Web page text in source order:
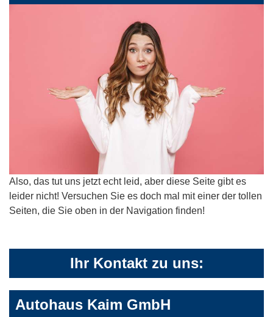
Also, das tut uns jetzt echt leid, aber diese Seite gibt es
leider nicht! Versuchen Sie es doch mal mit einer der tollen
Seiten, die Sie oben in der Navigation finden!
Ihr Kontakt zu uns:
Autohaus Kaim GmbH